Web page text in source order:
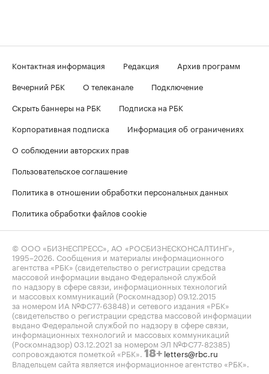
Контактная информация Редакция
Архив программ
Вечерний РБК
О телеканале
Подключение
Скрыть баннеры на РБК
Подписка на РБК
Корпоративная подписка
Информация об ограничениях
О соблюдении авторских прав
Пользовательское соглашение
Политика в отношении обработки персональных данных
Политика обработки файлов cookie
© ООО «БИЗНЕСПРЕСС», АО «РОСБИЗНЕСКОНСАЛТИНГ»,
1995–2026 . Сообщения и материалы информационного
агентства «РБК» (свидетельство о регистрации средства
массовой информации выдано Федеральной службой
по надзору в сфере связи, информационных технологий
и массовых коммуникаций (Роскомнадзор) 09.12.2015
за номером ИА №ФС77-63848) и сетевого издания «РБК»
(свидетельство о регистрации средства массовой информации
выдано Федеральной службой по надзору в сфере связи,
информационных технологий и массовых коммуникаций
(Роскомнадзор) 03.12.2021 за номером ЭЛ №ФС77-82385)
сопровождаются пометкой «РБК». 18+ letters@rbc.ru
Владельцем сайта является информационное агентство «РБК».